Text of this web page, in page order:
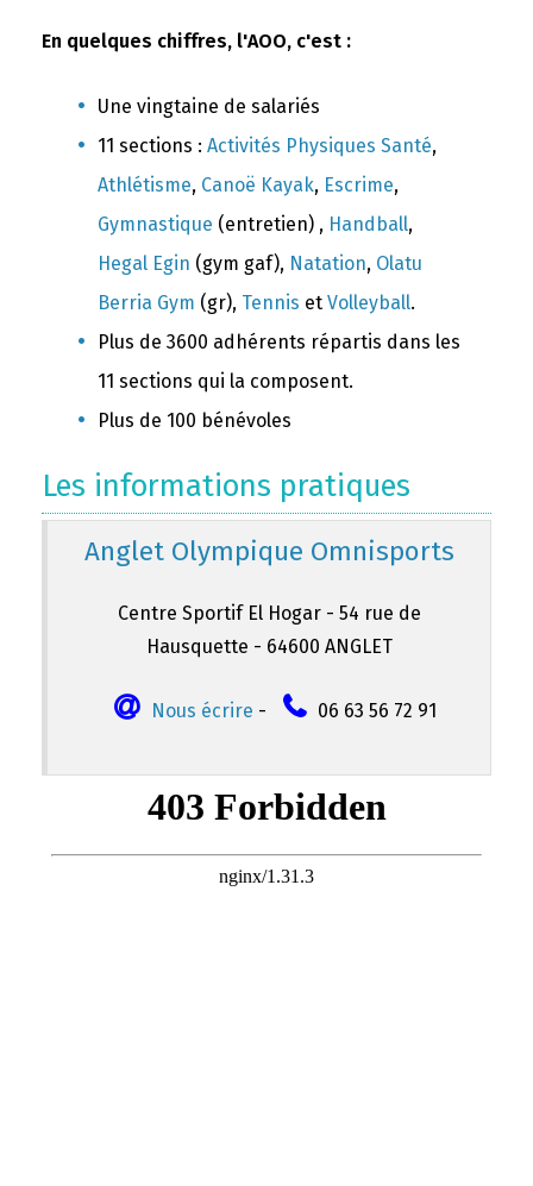
En quelques chiffres, l'AOO, c'est :
Une vingtaine de salariés
11 sections : Activités Physiques Santé,
Athlétisme, Canoë Kayak, Escrime,
Gymnastique (entretien) , Handball,
Hegal Egin (gym gaf), Natation, Olatu
Berria Gym (gr), Tennis et Volleyball.
Plus de 3600 adhérents répartis dans les
11 sections qui la composent.
Plus de 100 bénévoles
Les informations pratiques
Anglet Olympique Omnisports
Centre Sportif El Hogar - 54 rue de
Hausquette - 64600 ANGLET
Nous écrire - 06 63 56 72 91